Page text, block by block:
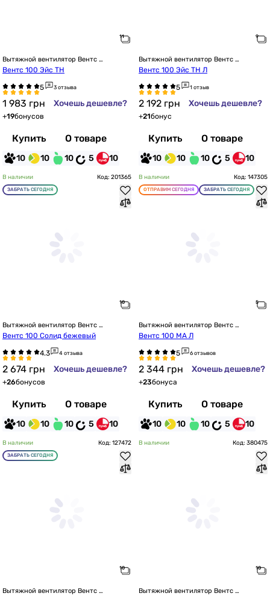
Вытяжной вентилятор Вентс
настенный
Вентс 100 Эйс ТН
3 отзыва
1 983 грн Хочешь дешевле?
+19бонусов
Купить О товаре
10 10 10 5 10
Вытяжной вентилятор Вентс
настенный
Вентс 100 Эйс ТН Л
1 отзыв
2 192 грн Хочешь дешевле?
+21бонус
Купить О товаре
10 10 10 5 10
В наличии Код: 201365
ЗАБРАТЬ СЕГОДНЯ
Вытяжной вентилятор Вентс
настенный
Вентс 100 Солид бежевый
4 отзыва
2 674 грн Хочешь дешевле?
+26бонусов
Купить О товаре
10 10 10 5 10
В наличии Код: 147305
ОТПРАВИМ СЕГОДНЯ ЗАБРАТЬ СЕГОДНЯ
Вытяжной вентилятор Вентс
настенный
Вентс 100 МА Л
6 отзывов
2 344 грн Хочешь дешевле?
+23бонуса
Купить О товаре
10 10 10 5 10
В наличии Код: 127472
ЗАБРАТЬ СЕГОДНЯ
Вытяжной вентилятор Вентс
В наличии Код: 380475
Вытяжной вентилятор Вентс